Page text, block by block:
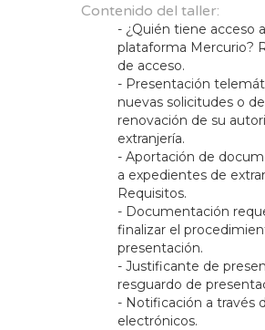
Contenido del taller:
- ¿Quién tiene acceso
plataforma Mercurio?
de acceso.
- Presentación
nuevas solicitudes o de
renovación de su
extranjería.
- Aportación de
a expedientes de
Requisitos.
- Documentación
finalizar el
presentación.
- Justificante de
resguardo de
- Notificación a través
electrónicos.